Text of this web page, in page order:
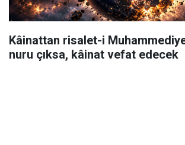
Kâinattan risalet-i
nuru çıksa, kâinat vefat edecek